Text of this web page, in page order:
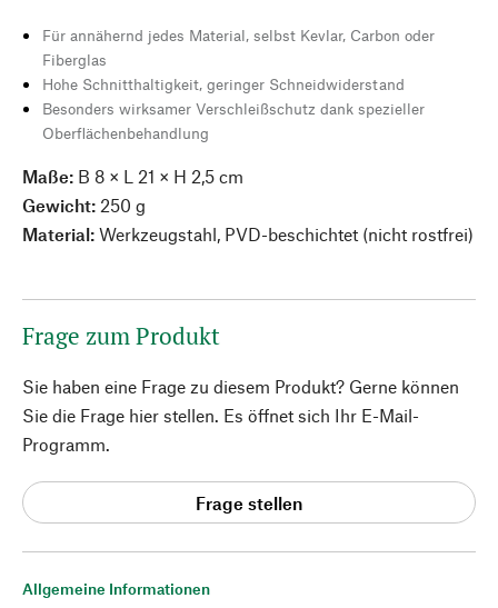
Allgemeine Informationen
Für annähernd jedes Material, selbst Kevlar, Carbon oder
Fiberglas
Hohe Schnitthaltigkeit, geringer Schneidwiderstand
Besonders wirksamer Verschleißschutz dank spezieller
Oberflächenbehandlung
Maße: B 8 × L 21 × H 2,5 cm
Gewicht: 250 g
Material: Werkzeugstahl, PVD-beschichtet (nicht rostfrei)
Frage zum Produkt
Sie haben eine Frage zu diesem Produkt? Gerne können
Sie die Frage hier stellen. Es öffnet sich Ihr E-Mail-
Programm.
Frage stellen